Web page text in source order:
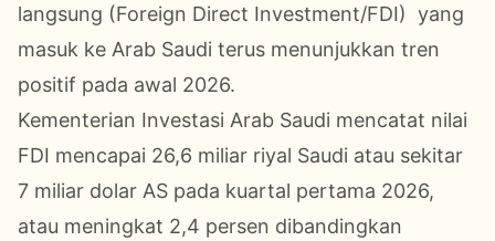
langsung (Foreign Direct Investment/FDI) yang
masuk ke Arab Saudi terus menunjukkan tren
positif pada awal 2026.
Kementerian Investasi Arab Saudi mencatat nilai
FDI mencapai 26,6 miliar riyal Saudi atau sekitar
7 miliar dolar AS pada kuartal pertama 2026,
atau meningkat 2,4 persen dibandingkan